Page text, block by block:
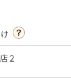
２